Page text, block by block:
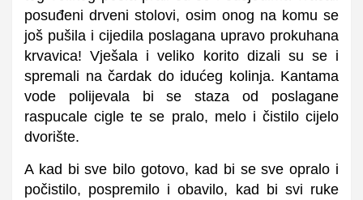
posuđeni drveni stolovi, osim onog na komu se
još pušila i cijedila poslagana upravo prokuhana
krvavica! Vješala i veliko korito dizali su se i
spremali na čardak do idućeg kolinja. Kantama
vode polijevala bi se staza od poslagane
raspucale cigle te se pralo, melo i čistilo cijelo
dvorište.
A kad bi sve bilo gotovo, kad bi se sve opralo i
počistilo, pospremilo i obavilo, kad bi svi ruke